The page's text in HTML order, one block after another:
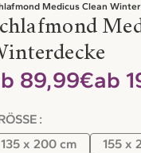
Medicus Clean
€
135 x 200 cm
155 x